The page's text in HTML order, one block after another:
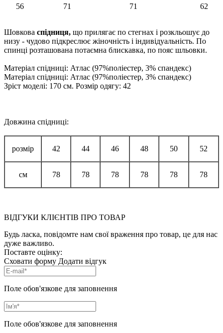
56 71 71 62
Шовкова спідниця, що прилягає по стегнах і розкльошує до
низу - чудово підкреслює жіночність і індивідуальність. По
спинці розташована потаємна блискавка, по пояс шльовки.
Матеріал спідниці: Атлас (97%поліестер, 3% спандекс)
Матеріал спідниці: Атлас (97%поліестер, 3% спандекс)
Зріст моделі: 170 см. Розмір одягу: 42
Довжина спідниці:
розмір 42 44 46 48 50 52
см 78 78 78 78 78 78
ВІДГУКИ КЛІЄНТІВ ПРО ТОВАР
Будь ласка, повідомте нам свої враження про товар, це для нас
дуже важливо.
Поставте оцінку:
Сховати форму Додати відгук
Поле обов'язкове для заповнення
Поле обов'язкове для заповнення